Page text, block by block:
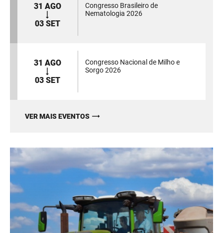
31 AGO
03 SET
Congresso Brasileiro de
Nematologia 2026
31 AGO
03 SET
Congresso Nacional de Milho e
Sorgo 2026
VER MAIS EVENTOS